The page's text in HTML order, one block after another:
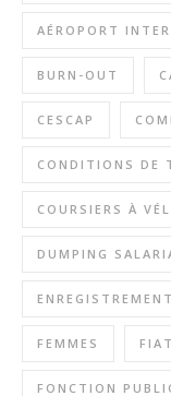
AÉROPORT
BURN-OUT
CESCAP
CONDITIONS DE
COURSIERS À
DUMPING
FEMMES FIAT
FONCTION